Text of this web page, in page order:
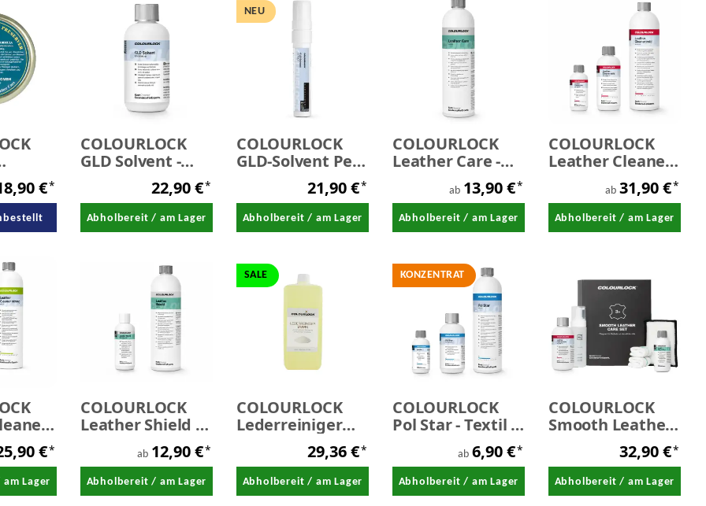
ml
€*
COLOURLOCK
GLD Solvent -
Lederreiniger
22,90 €*
Abholbereit / am Lager
NEU
COLOURLOCK
GLD-Solvent Pen
21,90 €*
Abholbereit / am Lager
COLOURLOCK
Leather Care -
Lederpflegemilch
ab 13,90 €*
Abholbereit / am Lager
COLOURLOCK
Leather Cleaner
Lederreiniger
mild
ab 31,90 €*
Abholbereit / am Lager
€*
Lager
COLOURLOCK
Leather Shield -
Pflegemilch
Versiegelung
ab 12,90 €*
Abholbereit / am Lager
SALE
COLOURLOCK
Lederreiniger
stark 1,0 Liter
29,36 €*
Abholbereit / am Lager
KONZENTRAT
COLOURLOCK
Pol Star - Textil /
Alcantarareiniger
ab 6,90 €*
Abholbereit / am Lager
COLOURLOCK
Smooth Leather
Care Set -
Glattleder
Pflegeset mild
ab dem dritten
32,90 €*
Abholbereit / am Lager